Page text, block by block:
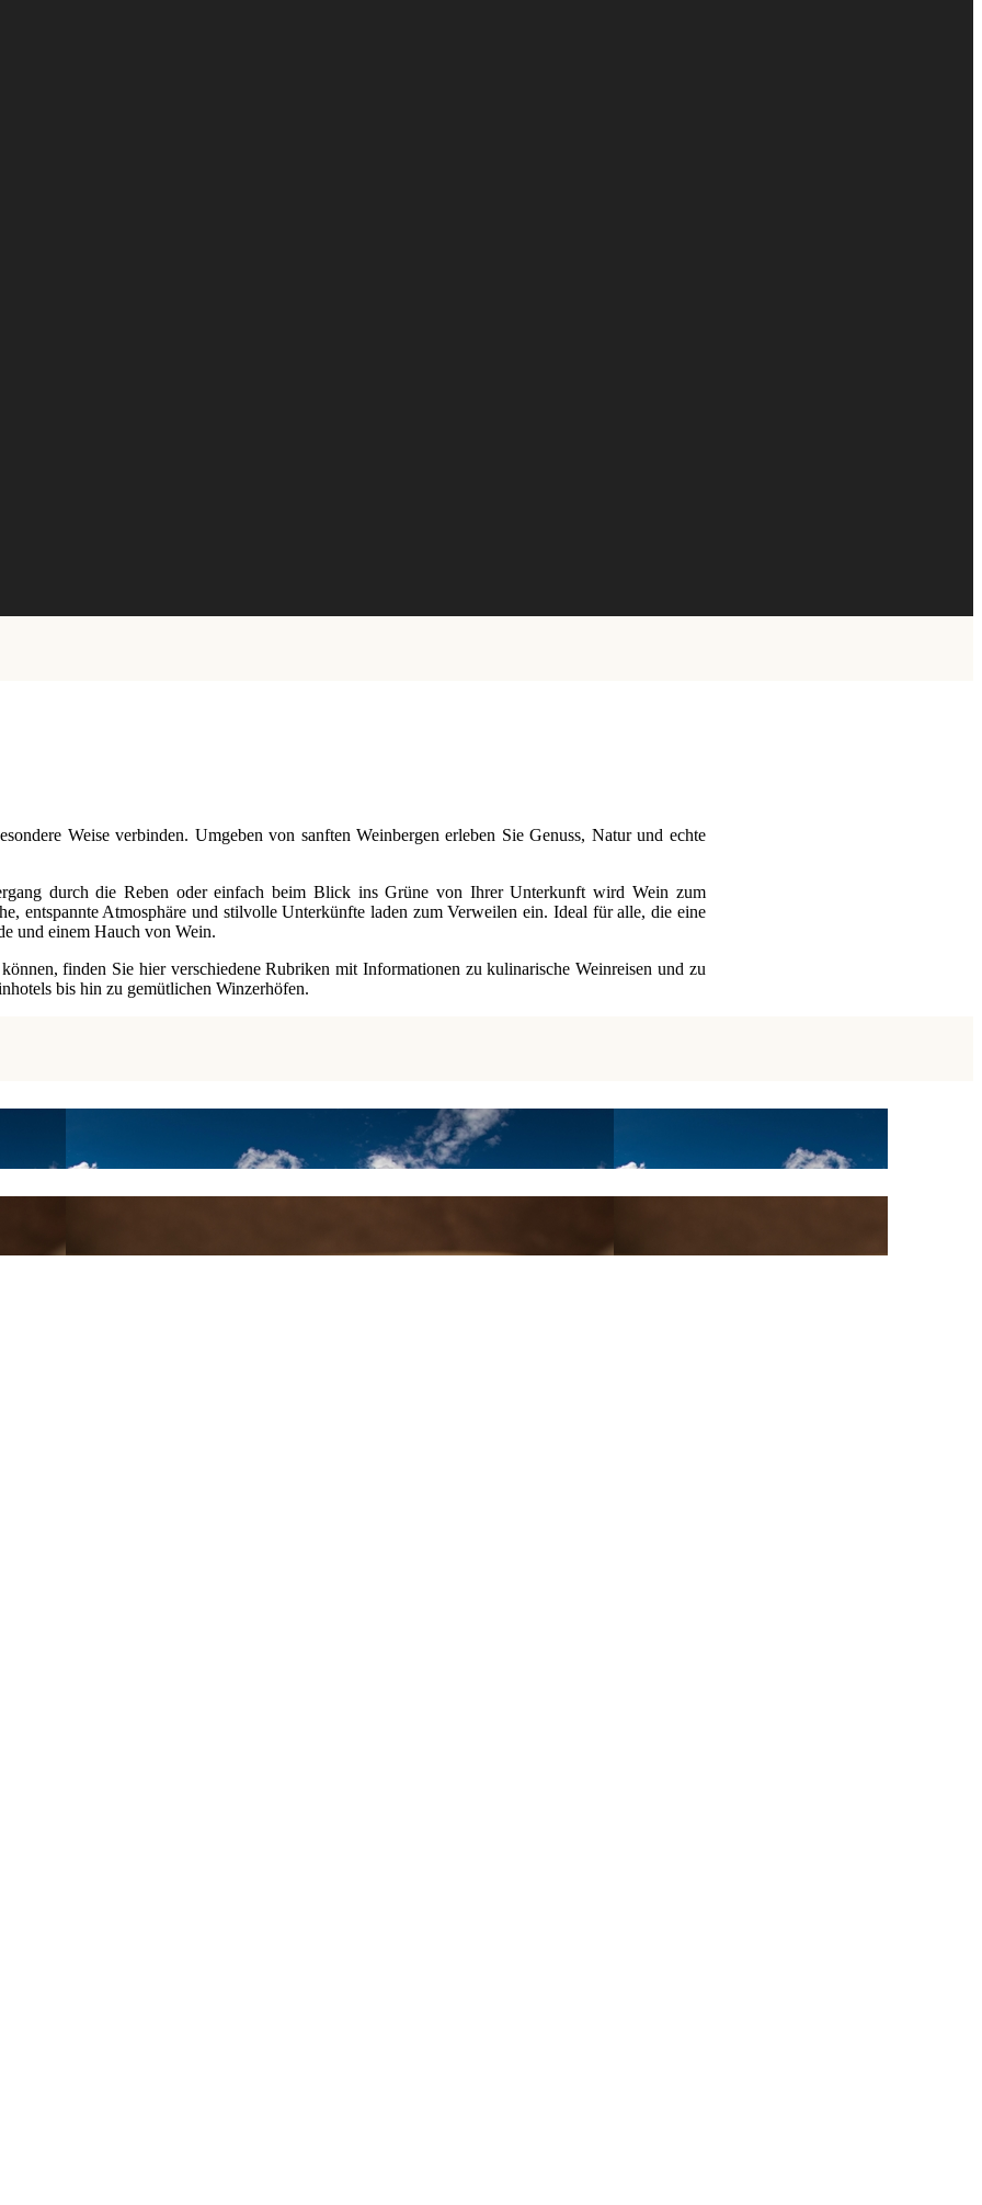
Weise verbinden. Umgeben von sanften Weinbergen erleben Sie Genuss, Natur und echte
durch die Reben oder einfach beim Blick ins Grüne von Ihrer Unterkunft wird Wein zum
entspannte Atmosphäre und stilvolle Unterkünfte laden zum Verweilen ein. Ideal für alle, die eine
und einem Hauch von Wein.
finden Sie hier verschiedene Rubriken mit Informationen zu kulinarische Weinreisen und zu
bis hin zu gemütlichen Winzerhöfen.